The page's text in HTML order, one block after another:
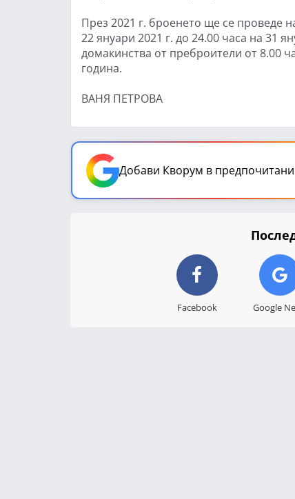
През 2021 г. броенето ще се проведе
22 януари 2021 г. до 24.00 часа на 31
домакинства от преброители от 8.00
година.
ВАНЯ ПЕТРОВА
Добави Кворум в
Facebook Google